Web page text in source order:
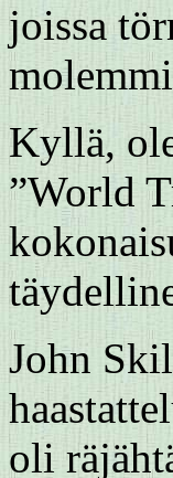
joissa
Kyllä,
”World
John
oli